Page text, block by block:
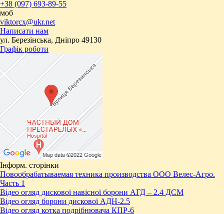
+38 (097) 693-89-55
моб
viktorcx@ukr.net
Написати нам
ул. Березінська, Дніпро 49130
Графік роботи
Інформ. сторінки
Повообрабатываемая техника производства ООО Велес-Агро.
Часть 1
Відео огляд дискової навісної борони АГД – 2.4 ДСМ
Відео огляд борони дискової АДН-2.5
Відео огляд котка подрібнювача КПР-6